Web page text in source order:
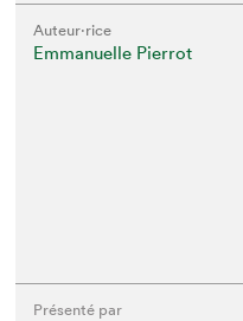
Auteur·rice
Emmanuelle Pierrot
Présenté par